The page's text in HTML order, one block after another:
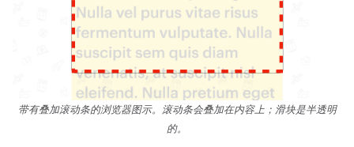
带有叠加滚动条的浏览器图示。滚动条会叠加在内容上；滑块是半透明
的。